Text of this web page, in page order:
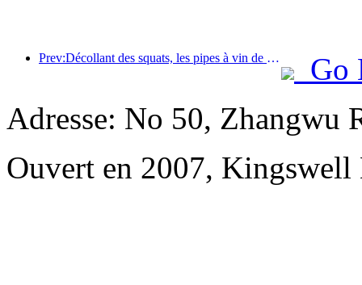
Prev:Décollant des squats, les pipes à vin de petite et moyenne taille entament un nouveau voyage d'accumulation d'énergie
Go
Adresse: No 50, Zhangwu
Ouvert en 2007,